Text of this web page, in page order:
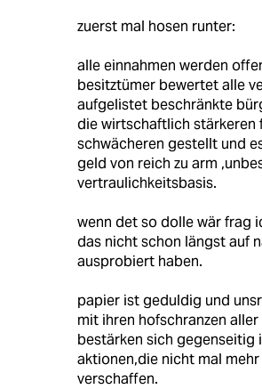
zuerst mal hosen runter:
alle einnahmen werden
besitztümer bewertet alle
aufgelistet beschränkte
die wirtschaftlich stärkeren
schwächeren gestellt und
geld von reich zu arm
vertraulichkeitsbasis.
wenn det so dolle wär frag
das nicht schon längst auf
ausprobiert haben.
papier ist geduldig und
mit ihren hofschranzen
bestärken sich gegenseitig
aktionen,die nicht mal
verschaffen.